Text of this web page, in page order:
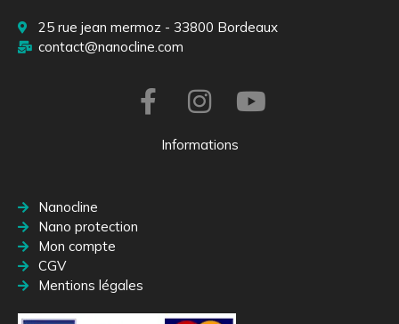
25 rue jean mermoz - 33800 Bordeaux
contact@nanocline.com
Informations
Nanocline
Nano protection
Mon compte
CGV
Mentions légales